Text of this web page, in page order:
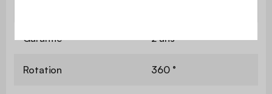
Garantie 2 ans
Rotation 360 °